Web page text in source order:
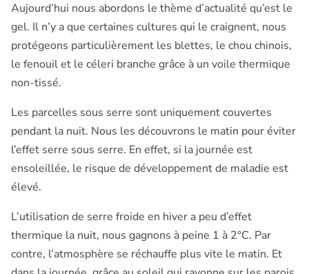
Aujourd’hui nous abordons le thème d’actualité qu’est le
gel. Il n’y a que certaines cultures qui le craignent, nous
protégeons particulièrement les blettes, le chou chinois,
le fenouil et le céleri branche grâce à un voile thermique
non-tissé.
Les parcelles sous serre sont uniquement couvertes
pendant la nuit. Nous les découvrons le matin pour éviter
l’effet serre sous serre. En effet, si la journée est
ensoleillée, le risque de développement de maladie est
élevé.
L’utilisation de serre froide en hiver a peu d’effet
thermique la nuit, nous gagnons à peine 1 à 2°C. Par
contre, l’atmosphère se réchauffe plus vite le matin. Et